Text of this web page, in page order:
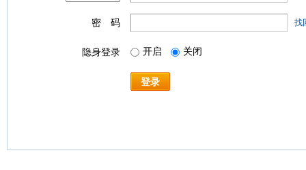
密 码 找
隐身登录 开启 关闭
登录